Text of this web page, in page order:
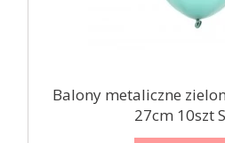
Balony metaliczne
27cm 10szt